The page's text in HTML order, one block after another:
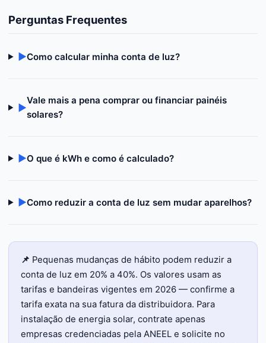
Perguntas Frequentes
▶Como calcular minha conta de luz?
▶
Vale mais a pena comprar ou financiar painéis
solares?
▶O que é kWh e como é calculado?
▶Como reduzir a conta de luz sem mudar aparelhos?
📌 Pequenas mudanças de hábito podem reduzir a
conta de luz em 20% a 40%. Os valores usam as
tarifas e bandeiras vigentes em 2026 — confirme a
tarifa exata na sua fatura da distribuidora. Para
instalação de energia solar, contrate apenas
empresas credenciadas pela ANEEL e solicite no